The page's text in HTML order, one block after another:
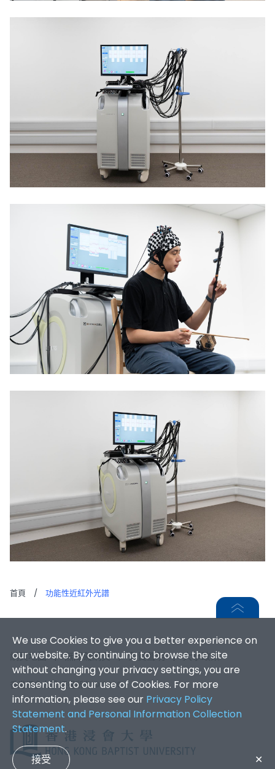
首頁 / 功能性近紅外光譜
We use Cookies to give you a better experience on
our website. By continuing to browse the site
without changing your privacy settings, you are
consenting to our use of Cookies. For more
information, please see our Privacy Policy
Statement and Personal Information Collection
Statement.
接受 ✕
網頁地圖|無障礙網頁| 免責聲明|大學政策
香港浸會大學 版權所有 © 2026